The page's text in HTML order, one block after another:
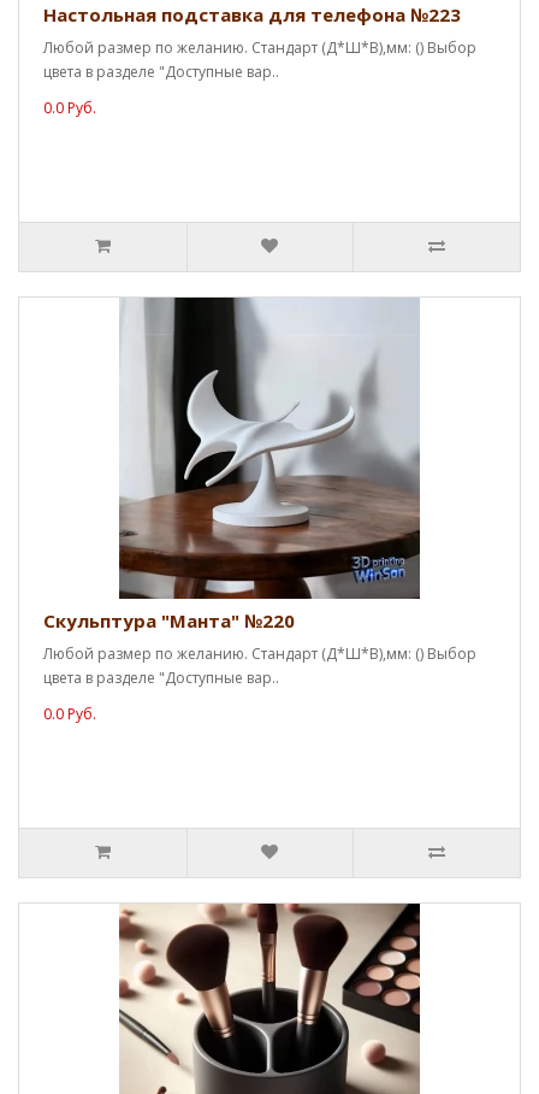
Настольная подставка для телефона №223
Любой размер по желанию. Стандарт (Д*Ш*В),мм: () Выбор
цвета в разделе "Доступные вар..
0.0 Руб.
Скульптура "Манта" №220
Любой размер по желанию. Стандарт (Д*Ш*В),мм: () Выбор
цвета в разделе "Доступные вар..
0.0 Руб.